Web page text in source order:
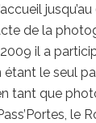
de la
il a
étant le seul
tant que
le